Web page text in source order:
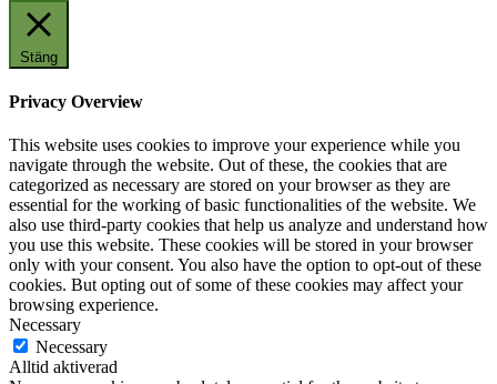
Stäng
Privacy Overview
This website uses cookies to improve your experience while you
navigate through the website. Out of these, the cookies that are
categorized as necessary are stored on your browser as they are
essential for the working of basic functionalities of the website. We
also use third-party cookies that help us analyze and understand how
you use this website. These cookies will be stored in your browser
only with your consent. You also have the option to opt-out of these
cookies. But opting out of some of these cookies may affect your
browsing experience.
Necessary
Necessary
Alltid aktiverad